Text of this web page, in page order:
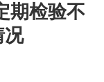
期检验不
况